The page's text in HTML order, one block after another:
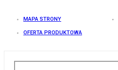
MAPA STRONY
OFERTA PRODUKTOWA